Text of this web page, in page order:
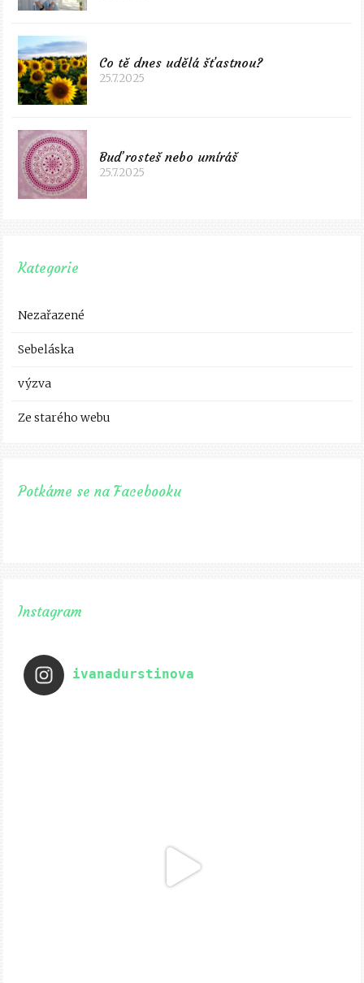
Co tě dnes udělá šťastnou?
25.7.2025
Buď rosteš nebo umíráš
25.7.2025
Kategorie
Nezařazené
Sebeláska
výzva
Ze starého webu
Potkáme se na Facebooku
Instagram
ivanadurstinova